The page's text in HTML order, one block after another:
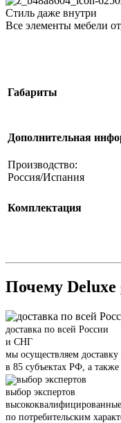
Стиль даже внутри
Все элементы мебели
Габариты
Дополнительная
Производство:
Россия/Испания
Комплектация
Почему Deluxe
доставка по всей России
и СНГ
мы осуществляем
в 85 субъектах РФ, а
выбор экспертов
по потребительским